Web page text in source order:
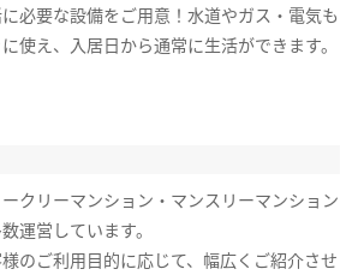
必要な設備をご用意！水道やガス・電気も
使え、入居日から通常に生活ができます。
ークリーマンション・マンスリーマンション
運営しています。
のご利用目的に応じて、幅広くご紹介させ